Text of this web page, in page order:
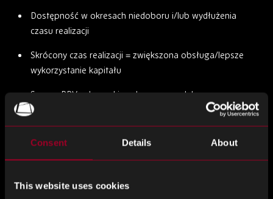
Consent Details About
This website uses cookies
Dostępność w okresach niedoboru i/lub wydłużenia
czasu realizacji
Skrócony czas realizacji = zwiększona obsługa/lepsze
wykorzystanie kapitału
Szansa PPV, gdy marki podnoszą ceny lub poprzez
konkurencję
EOL
w handlu